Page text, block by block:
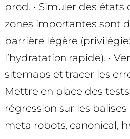
prod. • Simuler des états
zones importantes sont
barrière légère
l’hydratation rapide). •
sitemaps et tracer les
Mettre en place des
régression sur les
meta robots, canonical,